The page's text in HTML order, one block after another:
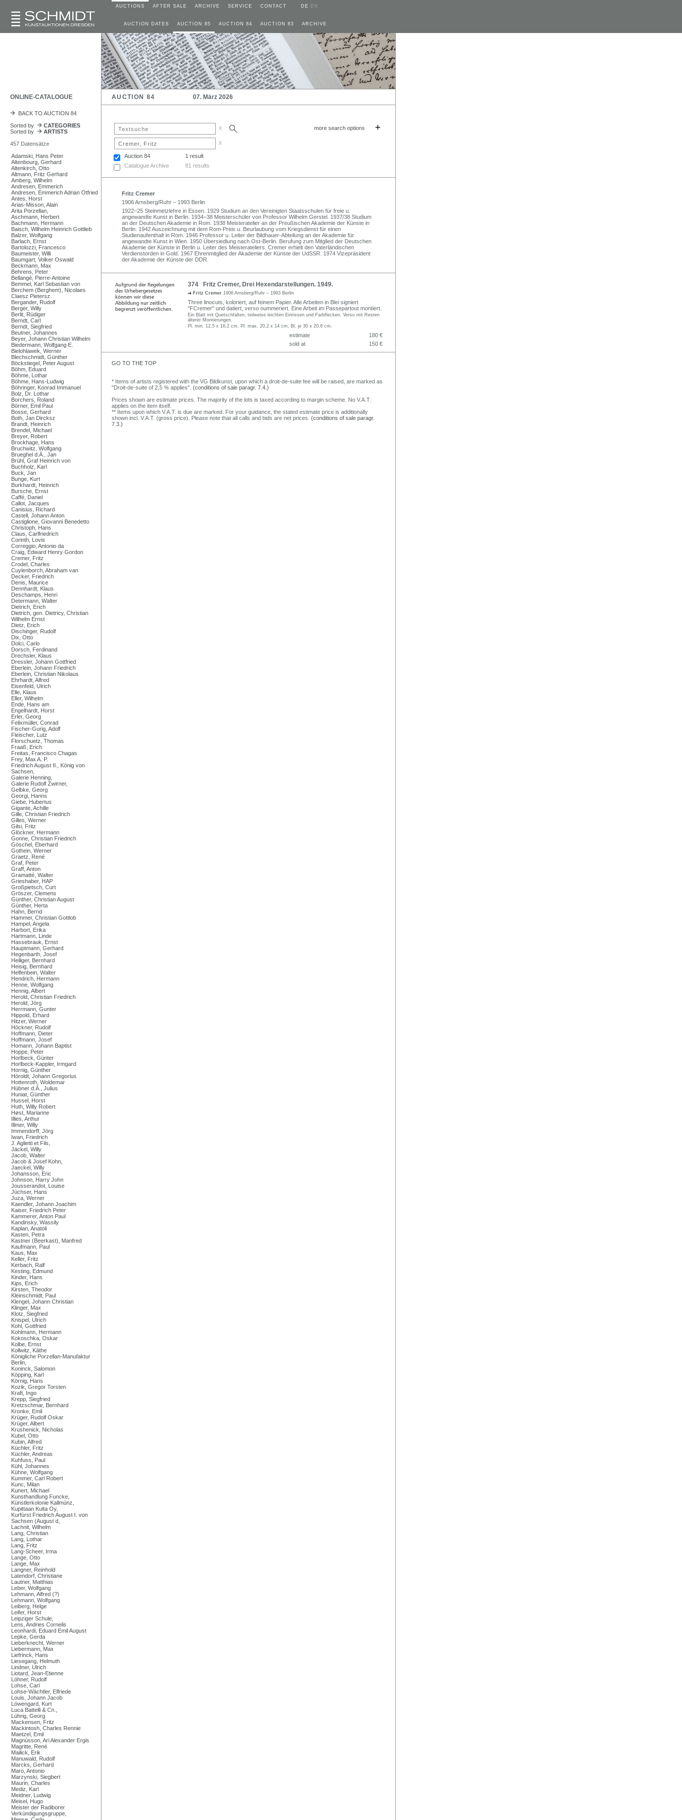
AUCTIONS AFTER SALE ARCHIVE SERVICE CONTACT DE EN
AUCTION DATES AUCTION 85 AUCTION 84 AUCTION 83 ARCHIVE
ONLINE-CATALOGUE AUCTION 84 07. März 2026
BACK TO AUCTION 84
Sorted by
CATEGORIES
Sorted by
ARTISTS
457 Datensätze
Adamski, Hans Peter
Altenbourg, Gerhard
Altenkirch, Otto
Altmann, Fritz Gerhard
Amberg, Wilhelm
Andresen, Emmerich
Andresen, Emmerich Adrian Otfried
Antes, Horst
Arias-Misson, Alain
Arita Porzellan,
Aschmann, Herbert
Bachmann, Hermann
Baisch, Wilhelm Heinrich Gottlieb
Balzer, Wolfgang
Barlach, Ernst
Bartolozzi, Francesco
Baumeister, Willi
Baumgart, Volker Oswald
Beckmann, Max
Behrens, Peter
Bellangé, Pierre-Antoine
Bemmel, Karl Sebastian von
Berchem (Berghem), Nicolaes
Claesz Pietersz.
Bergander, Rudolf
Berger, Willy
Berlit, Rüdiger
Berndt, Carl
Berndt, Siegfried
Beutner, Johannes
Beyer, Johann Christian Wilhelm
Biedermann, Wolfgang E.
Bielohlawek, Werner
Blechschmidt, Günther
Böckstiegel, Peter August
Böhm, Eduard
Böhme, Lothar
Böhme, Hans-Ludwig
Böhringer, Konrad Immanuel
Bolz, Dr. Lothar
Borchers, Roland
Börner, Emil Paul
Bosse, Gerhard
Both, Jan Dircksz
Brandt, Heinrich
Brendel, Michael
Breyer, Robert
Brockhage, Hans
Bruchwitz, Wolfgang
Brueghel d.Ä., Jan
Brühl, Graf Heinrich von
Buchholz, Karl
Buck, Jan
Bunge, Kurt
Burkhardt, Heinrich
Bursche, Ernst
Caffé, Daniel
Callot, Jacques
Canisius, Richard
Castell, Johann Anton
Castiglione, Giovanni Benedetto
Christoph, Hans
Claus, Carlfriedrich
Corinth, Lovis
Correggio, Antonio da
Craig, Edward Henry Gordon
Cremer, Fritz
Crodel, Charles
Cuylenborch, Abraham van
Decker, Friedrich
Denis, Maurice
Dennhardt, Klaus
Deschamps, Henri
Determann, Walter
Dietrich, Erich
Dietrich, gen. Dietricy, Christian
Wilhelm Ernst
Dietz, Erich
Dischinger, Rudolf
Dix, Otto
Dolci, Carlo
Dorsch, Ferdinand
Drechsler, Klaus
Dressler, Johann Gottfried
Eberlein, Johann Friedrich
Eberlein, Christian Nikolaus
Ehrhardt, Alfred
Eisenfeld, Ulrich
Elle, Klaus
Eller, Wilhelm
Ende, Hans am
Engelhardt, Horst
Erler, Georg
Felixmüller, Conrad
Fischer-Gurig, Adolf
Fleischer, Lutz
Florschuetz, Thomas
Fraaß, Erich
Freitas, Francisco Chagas
Frey, Max A. P.
Friedrich August II., König von
Sachsen,
Galerie Henning,
Galerie Rudolf Zwirner,
Gelbke, Georg
Georgi, Hanns
Giebe, Hubertus
Gigante, Achille
Gille, Christian Friedrich
Gilles, Werner
Gilsi, Fritz
Glöckner, Hermann
Gonne, Christian Friedrich
Göschel, Eberhard
Gothein, Werner
Graetz, René
Graf, Peter
Graff, Anton
Gramatté, Walter
Grieshaber, HAP
Großpietsch, Curt
Gröszer, Clemens
Günther, Christian August
Günther, Herta
Hahn, Bernd
Hammer, Christian Gottlob
Hampel, Angela
Harbort, Erika
Hartmann, Linde
Hassebrauk, Ernst
Hauptmann, Gerhard
Hegenbarth, Josef
Heiliger, Bernhard
Heisig, Bernhard
Helfenbein, Walter
Hendrich, Hermann
Henne, Wolfgang
Hennig, Albert
Herold, Christian Friedrich
Herold, Jörg
Herrmann, Gunter
Hippold, Erhard
Hitzer, Werner
Höckner, Rudolf
Hoffmann, Dieter
Hoffmann, Josef
Homann, Johann Baptist
Hoppe, Peter
Horlbeck, Günter
Horlbeck-Kappler, Irmgard
Hornig, Günther
Höroldt, Johann Gregorius
Hottenroth, Woldemar
Hübner d.Ä., Julius
Huniat, Günther
Hussel, Horst
Huth, Willy Robert
Høst, Marianne
Illies, Arthur
Illmer, Willy
Immendorff, Jörg
Iwan, Friedrich
J. Aglietti et Fils,
Jäckel, Willy
Jacob, Walter
Jacob & Josef Kohn,
Jaeckel, Willy
Johansson, Eric
Johnson, Harry John
Jousserandot, Louise
Jüchser, Hans
Juza, Werner
Kaendler, Johann Joachim
Kaiser, Friedrich Peter
Kammerer, Anton Paul
Kandinsky, Wassily
Kaplan, Anatoli
Kasten, Petra
Kastner (Beerkast), Manfred
Kaufmann, Paul
Kaus, Max
Keller, Fritz
Kerbach, Ralf
Kesting, Edmund
Kinder, Hans
Kips, Erich
Kirsten, Theodor
Kleinschmidt, Paul
Klengel, Johann Christian
Klinger, Max
Klotz, Siegfried
Knispel, Ulrich
Kohl, Gottfried
Kohlmann, Hermann
Kokoschka, Oskar
Kolbe, Ernst
Kollwitz, Käthe
Königliche Porzellan-Manufaktur
Berlin,
Koninck, Salomon
Köpping, Karl
Körnig, Hans
Kozik, Gregor Torsten
Kraft, Ingo
Krepp, Siegfried
Kretzschmar, Bernhard
Kronke, Emil
Krüger, Rudolf Oskar
Krüger, Albert
Krushenick, Nicholas
Kubel, Otto
Kubin, Alfred
Küchler, Fritz
Küchler, Andreas
Kuhfuss, Paul
Kühl, Johannes
Kühne, Wolfgang
Kummer, Carl Robert
Kunc, Milan
Kunert, Michael
Kunsthandlung Funcke,
Künstlerkolonie Kallmünz,
Kupittaan Kulta Oy,
Kurfürst Friedrich August I. von
Sachsen (August d,
Lachnit, Wilhelm
Lang, Christian
Lang, Lothar
Lang, Fritz
Lang-Scheer, Irma
Lange, Otto
Lange, Max
Langner, Reinhold
Latendorf, Christiane
Lautner, Matthias
Leber, Wolfgang
Lehmann, Alfred (?)
Lehmann, Wolfgang
Leiberg, Helge
Leifer, Horst
Leipziger Schule,
Lens, Andries Cornelis
Leonhardi, Eduard Emil August
Lepke, Gerda
Lieberknecht, Werner
Liebermann, Max
Liefrinck, Hans
Liesegang, Helmuth
Lindner, Ulrich
Liotard, Jean-Etienne
Löhner, Rudolf
Lohse, Carl
Lohse-Wächtler, Elfriede
Louis, Johann Jacob
Löwengard, Kurt
Luca Battelli & Cn.,
Lührig, Georg
Mackensen, Fritz
Mackintosh, Charles Rennie
Maetzel, Emil
Magnússon, Ari Alexander Ergis
Magritte, René
Mailick, Erik
Manuwald, Rudolf
Marcks, Gerhard
Maro, Antonio
Marzynski, Siegbert
Maurin, Charles
Mediz, Karl
Meidner, Ludwig
Meisel, Hugo
Meister der Radiborer
Verkündigungsgruppe,
x more search options +
x
Auction 84
1 result
Catalogue Archive
81 results
Fritz Cremer
1906 Arnsberg/Ruhr – 1993 Berlin
1922–25 Steinmetzlehre in Essen. 1929 Studium an den Vereinigten Staatsschulen für freie u.
angewandte Kunst in Berlin. 1934–38 Meisterschüler von Professor Wilhelm Gerstel. 1937/38 Studium
an der Deutschen Akademie in Rom. 1938 Meisteratelier an der Preußischen Akademie der Künste in
Berlin. 1942 Auszeichnung mit dem Rom-Preis u. Beurlaubung vom Kriegsdienst für einen
Studienaufenthalt in Rom. 1946 Professor u. Leiter der Bildhauer-Abteilung an der Akademie für
angewandte Kunst in Wien. 1950 Übersiedlung nach Ost-Berlin. Berufung zum Mitglied der Deutschen
Akademie der Künste in Berlin u. Leiter des Meisterateliers. Cremer erhielt den Vaterländischen
Verdienstorden in Gold. 1967 Ehrenmitglied der Akademie der Künste der UdSSR. 1974 Vizepräsident
der Akademie der Künste der DDR.
374 Fritz Cremer, Drei Hexendarstellungen. 1949.
Fritz Cremer 1906 Arnsberg/Ruhr – 1993 Berlin
Three linocuts, koloriert, auf feinem Papier. Alle Arbeiten in Blei signiert
"FCremer" und datiert, verso nummeriert. Eine Arbeit im Passepartout montiert.
Ein Blatt mit Quetschfalten, teilweise leichten Einrissen und Farbflecken. Verso mit Resten
älterer Montierungen.
Pl. min. 12,5 x 16,2 cm, Pl. max. 20,2 x 14 cm, Bl. je 30 x 20,6 cm.
estimate
180 €
sold at
150 €
GO TO THE TOP
* Items of artists registered with the VG Bildkunst, upon which a droit-de-suite fee will be raised, are marked as
"Droit-de-suite of 2,5 % applies". (conditions of sale paragr. 7.4.)
Prices shown are estimate prices. The majority of the lots is taxed according to margin scheme. No V.A.T.
applies on the item itself.
** Items upon which V.A.T. is due are marked. For your guidance, the stated estimate price is additionally
shown incl. V.A.T. (gross price). Please note that all calls and bids are net prices. (conditions of sale paragr.
7.3.)